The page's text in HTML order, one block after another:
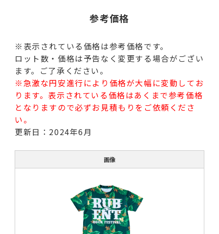
参考価格
※表示されている価格は参考価格です。
ロット数・価格は予告なく変更する場合がござい
ます。ご了承ください。
※急激な円安進行により価格が大幅に変動してお
ります。表示されている価格はあくまで参考価格
となりますので必ずお見積もりをご依頼くださ
い。
更新日：2024年6月
画像